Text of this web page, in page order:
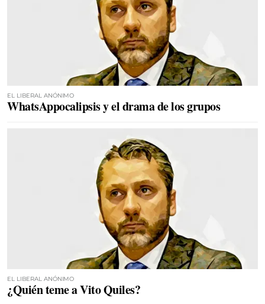
EL LIBERAL ANÓNIMO
WhatsAppocalipsis y el drama de los grupos
EL LIBERAL ANÓNIMO
¿Quién teme a Vito Quiles?